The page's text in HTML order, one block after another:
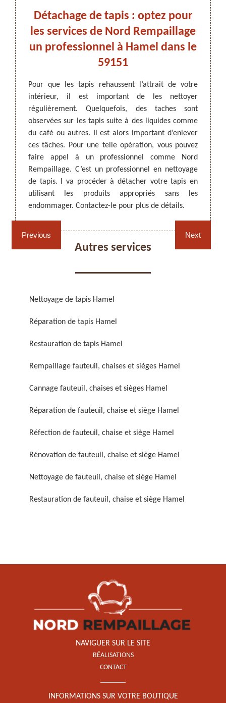
ARTISAN DEZITTER, REMPAILLAGE -
CANNAGE - RECOLLAGE, 59 NORD
Rempaillage fauteuil,
chaises et sièges 59
Cannage fauteuil, chaises
et sièges 59
chaise et siège 59
Rénovation de fauteuil,
Nettoyage de fauteuil,
Previous
de
: à
une
un
un
Il va
ne
est le
de
Détachage de tapis : optez pour
les services de Nord Rempaillage
un professionnel à Hamel dans le
59151
Pour que les tapis rehaussent l’attrait de votre
intérieur, il est important de les nettoyer
régulièrement. Quelquefois, des taches sont
observées sur les tapis suite à des liquides comme
du café ou autres. Il est alors important d’enlever
ces tâches. Pour une telle opération, vous pouvez
faire appel à un professionnel comme Nord
Rempaillage. C’est un professionnel en nettoyage
de tapis. l va procéder à détacher votre tapis en
utilisant les produits appropriés sans les
endommager. Contactez-le pour plus de détails.
Du
va
vont
Pour
en
est
web
Next
Autres services
Nettoyage de tapis Hamel
Réparation de tapis Hamel
Restauration de tapis Hamel
Rempaillage fauteuil, chaises et sièges Hamel
Cannage fauteuil, chaises et sièges Hamel
Réparation de fauteuil, chaise et siège Hamel
Réfection de fauteuil, chaise et siège Hamel
Rénovation de fauteuil, chaise et siège Hamel
Nettoyage de fauteuil, chaise et siège Hamel
Restauration de fauteuil, chaise et siège Hamel
NAVIGUER SUR LE SITE
RÉALISATIONS
CONTACT
INFORMATIONS SUR VOTRE BOUTIQUE